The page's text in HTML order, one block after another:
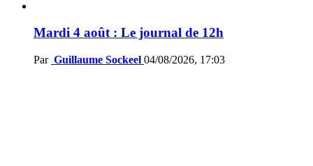
Mardi 4 août : Le journal de 12h
Par Guillaume Sockeel 04/08/2026, 17:03